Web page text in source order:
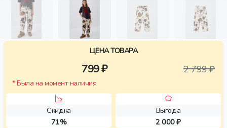
ЦЕНА ТОВАРА
799 ₽ 2 799 ₽
* Была на момент наличия
Скидка
71%
Выгода
2 000 ₽